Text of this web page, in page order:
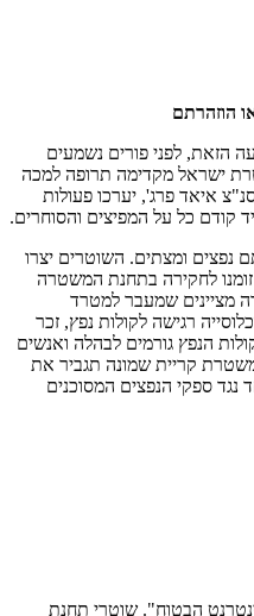
הוזהרתם
הזאת, לפני פורים נשמעים
ישראל מקדימה תרופה למכה
איאד פרג', יערכו פעולות
קודם כל על המפיצים והסוחרים.
נפצים ומצתים. השוטרים יצרו
לחקירה בתחנת המשטרה
מציינים שמעבר למטרד
רגישה לקולות נפץ, זכר
הנפץ גורמים לבהלה ואנשים
משטרת קריית שמונה תגביר את
נגד ספקי הנפצים המסוכנים
הבטוח". שוטרי תחנת